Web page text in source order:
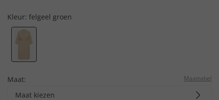
Kleur: felgeel groen
Maat: Maattabel
Maat kiezen